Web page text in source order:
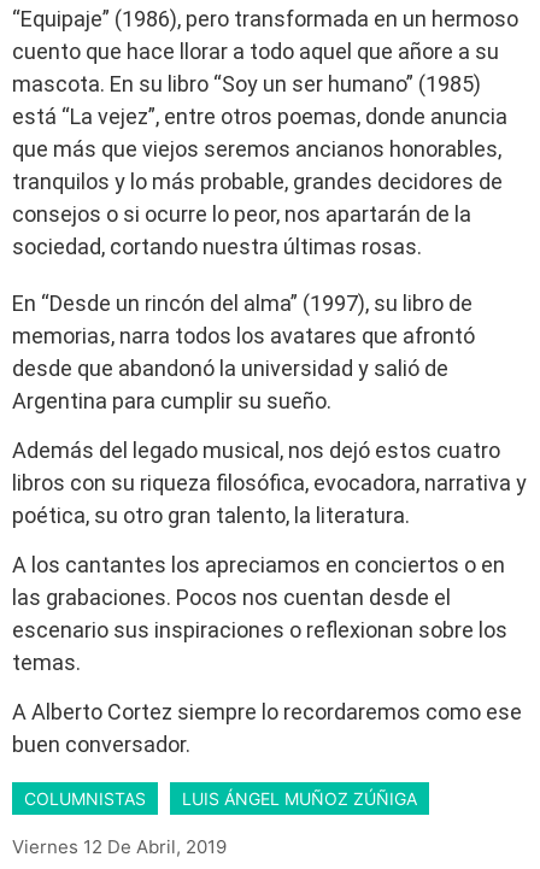
“Equipaje” (1986), pero transformada en un hermoso
cuento que hace llorar a todo aquel que añore a su
mascota. En su libro “Soy un ser humano” (1985)
está “La vejez”, entre otros poemas, donde anuncia
que más que viejos seremos ancianos honorables,
tranquilos y lo más probable, grandes decidores de
consejos o si ocurre lo peor, nos apartarán de la
sociedad, cortando nuestra últimas rosas.
En “Desde un rincón del alma” (1997), su libro de
memorias, narra todos los avatares que afrontó
desde que abandonó la universidad y salió de
Argentina para cumplir su sueño.
Además del legado musical, nos dejó estos cuatro
libros con su riqueza filosófica, evocadora, narrativa y
poética, su otro gran talento, la literatura.
A los cantantes los apreciamos en conciertos o en
las grabaciones. Pocos nos cuentan desde el
escenario sus inspiraciones o reflexionan sobre los
temas.
A Alberto Cortez siempre lo recordaremos como ese
buen conversador.
COLUMNISTAS LUIS ÁNGEL MUÑOZ ZÚÑIGA
Viernes 12 De Abril, 2019